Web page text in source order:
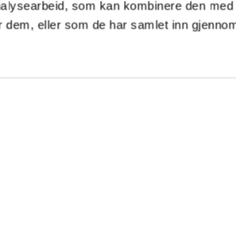
som kan kombinere den
dem, eller som de har samlet inn
representerer et demokratisk